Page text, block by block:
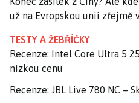
už na Evropskou unii zřejmě
TESTY A ŽEBŘÍČKY
Recenze: Intel Core Ultra 5
nízkou cenu
Recenze: JBL Live 780 NC –